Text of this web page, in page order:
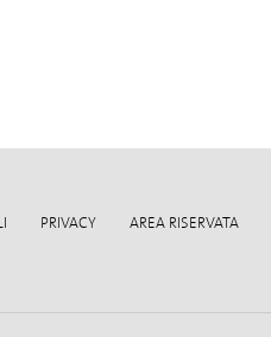
PRIVACY AREA RISERVATA